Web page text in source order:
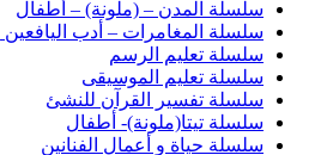
سلسلة المدن – (ملونة) – أطفال
سلسلة المغامرات – أدب اليافعين
سلسلة تعليم الرسم
سلسلة تعليم الموسيقى
سلسلة تفسير القرآن للنشئ
سلسلة تيتا(ملونة)- أطفال
سلسلة حياة و أعمال الفنانين